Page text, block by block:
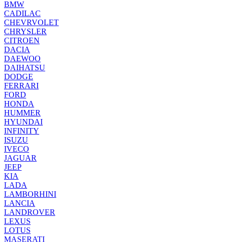
BMW
CADILAC
CHEVRVOLET
CHRYSLER
CITROEN
DACIA
DAEWOO
DAIHATSU
DODGE
FERRARI
FORD
HONDA
HUMMER
HYUNDAI
INFINITY
ISUZU
IVECO
JAGUAR
JEEP
KIA
LADA
LAMBORHINI
LANCIA
LANDROVER
LEXUS
LOTUS
MASERATI